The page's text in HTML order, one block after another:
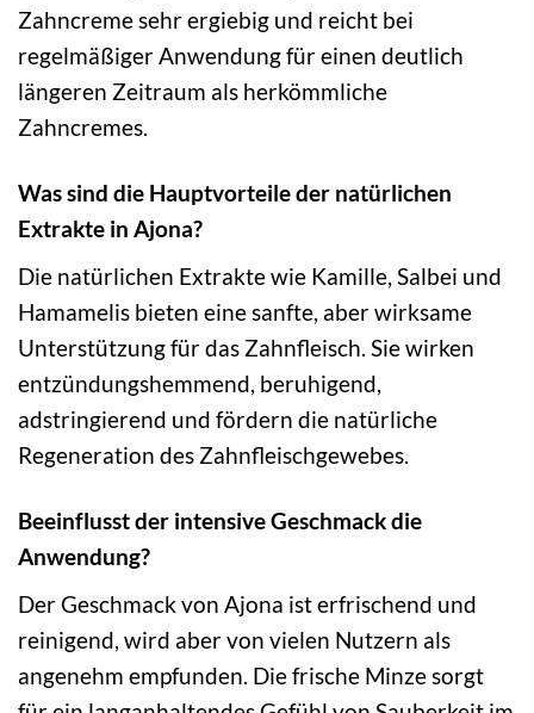
Zahncreme sehr ergiebig und reicht bei
regelmäßiger Anwendung für einen deutlich
längeren Zeitraum als herkömmliche
Zahncremes.
Was sind die Hauptvorteile der natürlichen
Extrakte in Ajona?
Die natürlichen Extrakte wie Kamille, Salbei und
Hamamelis bieten eine sanfte, aber wirksame
Unterstützung für das Zahnfleisch. Sie wirken
entzündungshemmend, beruhigend,
adstringierend und fördern die natürliche
Regeneration des Zahnfleischgewebes.
Beeinflusst der intensive Geschmack die
Anwendung?
Der Geschmack von Ajona ist erfrischend und
reinigend, wird aber von vielen Nutzern als
angenehm empfunden. Die frische Minze sorgt